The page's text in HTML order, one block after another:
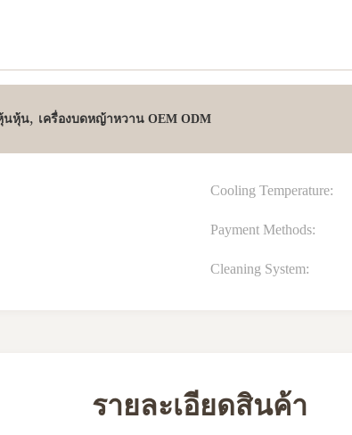
นหุ้น, เครื่องบดหญ้าหวาน OEM ODM
Cooling Temperature:
Payment Methods:
Cleaning System:
รายละเอียดสินค้า